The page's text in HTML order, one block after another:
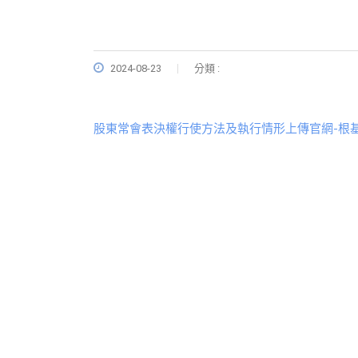
2024-08-23 分類 :
股東常會表決權行使方法及執行情形上傳官網-根